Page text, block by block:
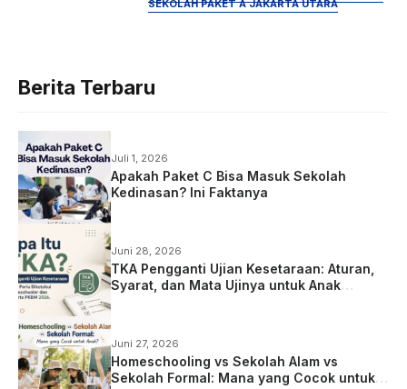
SEKOLAH PAKET A JAKARTA UTARA
Berita Terbaru
Juli 1, 2026
Apakah Paket C Bisa Masuk Sekolah
Kedinasan? Ini Faktanya
Juni 28, 2026
TKA Pengganti Ujian Kesetaraan: Aturan,
Syarat, dan Mata Ujinya untuk Anak
Juni 27, 2026
Homeschooling vs Sekolah Alam vs
Sekolah Formal: Mana yang Cocok untuk